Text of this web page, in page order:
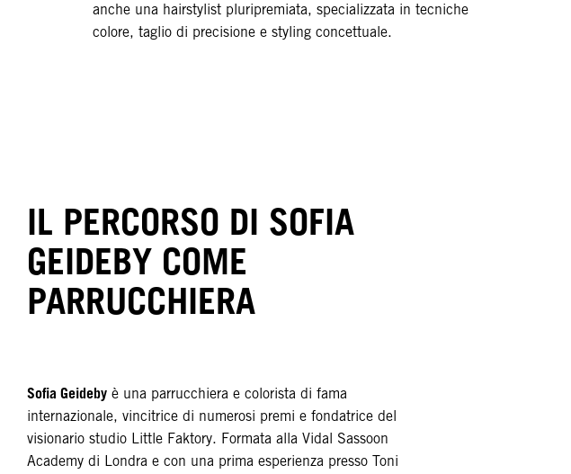
anche una hairstylist pluripremiata, specializzata in tecniche
colore, taglio di precisione e styling concettuale.
IL PERCORSO DI SOFIA
GEIDEBY COME
PARRUCCHIERA
Sofia Geidebyè una parrucchiera e colorista di fama
internazionale, vincitrice di numerosi premi e fondatrice del
visionario studio Little Faktory. Formata alla Vidal Sassoon
Academy di Londra e con una prima esperienza presso Toni